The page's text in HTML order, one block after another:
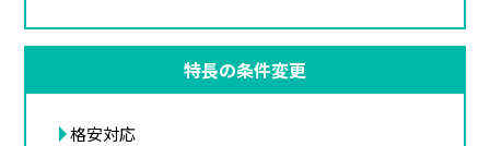
特長の条件変更
格安対応